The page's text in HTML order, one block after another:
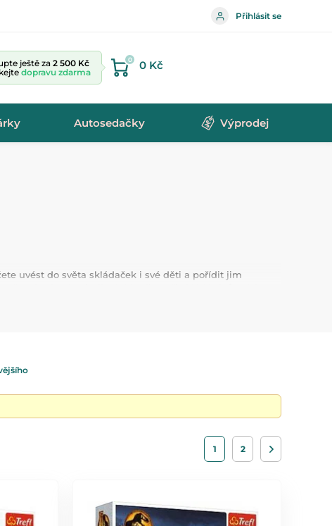
Přihlásit se
ještě za 2 500 Kč
dopravu zdarma
0 0 Kč
Autosedačky Výprodej
uvést do světa skládaček i své děti a pořídit jim
1 2